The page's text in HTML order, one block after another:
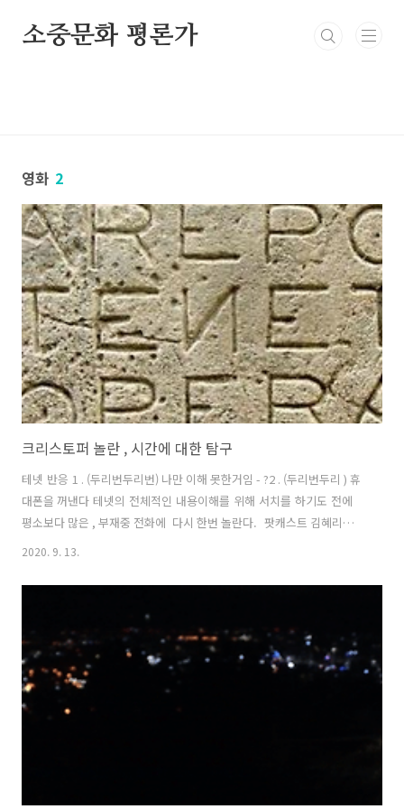
소중문화 평론가
영화 2
크리스토퍼 놀란 , 시간에 대한 탐구
테넷 반응 1 . (두리번두리번) 나만 이해 못한거임 - ?2 . (두리번두리 ) 휴
대폰을 꺼낸다 테넷의 전체적인 내용이해를 위해 서치를 하기도 전에
평소보다 많은 , 부재중 전화에 다시 한번 놀란다. 팟캐스트 김혜리의
필름클럽 114회 테넷스퀘어 ROTAS AREPO TENET OPERA SATOR 김
토퍼 놀란 감독의 이번 영화에서 큰 모티브가 되었음이 틀림없는 테넷 스
영화에도 등장하는데 인물 이름 , 지역명 등으로 등장한다. 가운데 중심
이 되는 테넷 모두가 알다시피 영화제목 스탠드 큐브릭 감독과 비교되기
도 하는 크리스토퍼 놀란 매체가능성에 대한 시험을 지속하..
2020. 9. 13.